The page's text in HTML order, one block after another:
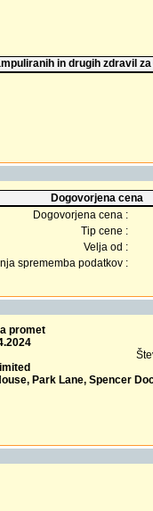
in drugih zdravil
Dogovorjena cena
Dogovorjena cena :
Tip cene :
Velja od :
sprememba podatkov :
promet
Park Lane, Spencer